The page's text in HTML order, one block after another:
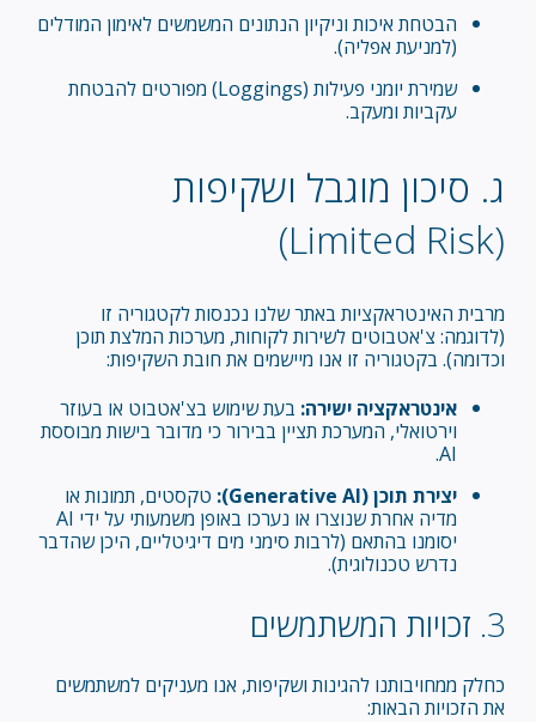
הבטחת איכות וניקיון הנתונים המשמשים לאימון המודלים
(למניעת אפליה).
שמירת יומני פעילות (Loggings) מפורטים להבטחת
עקביות ומעקב.
ג. סיכון מוגבל ושקיפות
(Limited Risk)
מרבית האינטראקציות באתר שלנו נכנסות לקטגוריה זו
(לדוגמה: צ'אטבוטים לשירות לקוחות, מערכות המלצת תוכן
וכדומה). בקטגוריה זו אנו מיישמים את חובת השקיפות:
אינטראקציה ישירה: בעת שימוש בצ'אטבוט או בעוזר
וירטואלי, המערכת תציין בבירור כי מדובר בישות מבוססת
AI.
יצירת תוכן (Generative AI):
טקסטים, תמונות או
מדיה אחרת שנוצרו או נערכו באופן משמעותי על ידי AI
יסומנו בהתאם (לרבות סימני מים דיגיטליים, היכן שהדבר
נדרש טכנולוגית).
3. זכויות המשתמשים
כחלק ממחויבותנו להגינות ושקיפות, אנו מעניקים למשתמשים
את הזכויות הבאות: